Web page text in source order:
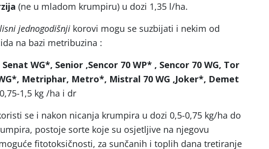
(ne u mladom krumpiru) u dozi 1,35 l/ha.
jednogodišnji korovi mogu se suzbijati i nekim od
na bazi metribuzina :
Senat WG*, Senior ,Sencor 70 WP* , Sencor 70 WG, Tor
Metriphar, Metro*, Mistral 70 WG ,Joker*, Demet
1,5 kg /ha i dr
se i nakon nicanja krumpira u dozi 0,5-0,75 kg/ha do
postoje sorte koje su osjetljive na njegovu
fitotoksičnosti, za sunčanih i toplih dana tretiranje